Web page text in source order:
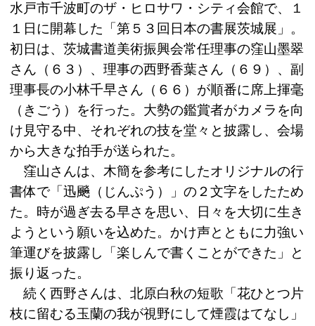
水戸市千波町のザ・ヒロサワ・シティ会館で、１
１日に開幕した「第５３回日本の書展茨城展」。
初日は、茨城書道美術振興会常任理事の窪山墨翠
さん（６３）、理事の西野香葉さん（６９）、副
理事長の小林千早さん（６６）が順番に席上揮毫
（きごう）を行った。大勢の鑑賞者がカメラを向
け見守る中、それぞれの技を堂々と披露し、会場
から大きな拍手が送られた。
窪山さんは、木簡を参考にしたオリジナルの行
書体で「迅飈（じんぷう）」の２文字をしたため
た。時が過ぎ去る早さを思い、日々を大切に生き
ようという願いを込めた。かけ声とともに力強い
筆運びを披露し「楽しんで書くことができた」と
振り返った。
続く西野さんは、北原白秋の短歌「花ひとつ片
枝に留むる玉蘭の我が視野にして煙霞はてなし」